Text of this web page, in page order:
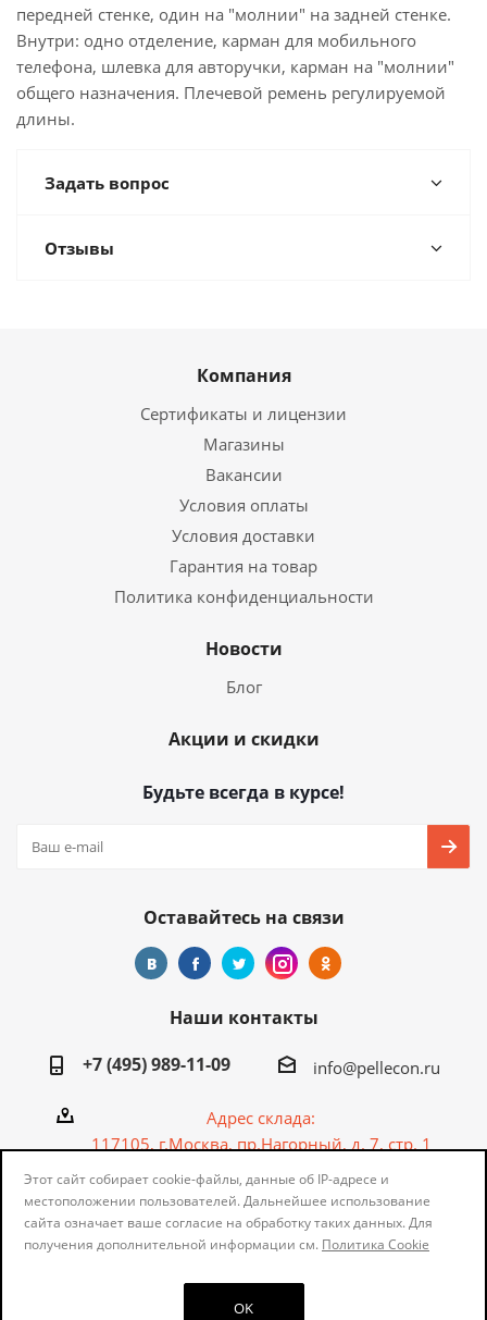
передней стенке, один на "молнии" на задней стенке.
Внутри: одно отделение, карман для мобильного
телефона, шлевка для авторучки, карман на "молнии"
общего назначения. Плечевой ремень регулируемой
длины.
Задать вопрос
Отзывы
Компания
Сертификаты и лицензии
Магазины
Вакансии
Условия оплаты
Условия доставки
Гарантия на товар
Политика конфиденциальности
Новости
Блог
Акции и скидки
Будьте всегда в курсе!
Оставайтесь на связи
Наши контакты
+7 (495) 989-11-09
info@pellecon.ru
Адрес склада:
117105, г.Москва, пр.Нагорный, д. 7, стр. 1
2001-2026 © "Pellecon.ru"
Этот сайт собирает cookie-файлы, данные об IP-адресе и
местоположении пользователей. Дальнейшее использование
сайта означает ваше согласие на обработку таких данных. Для
получения дополнительной информации см. Политика Cookie
OK